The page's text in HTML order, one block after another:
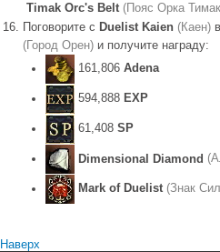
Timak Orc's Belt (Пояс Орка
Поговорите с Duelist Kaien (Каен)
(Город Орен) и получите награду:
161,806 Adena
594,888 EXP
61,408 SP
Dimensional Diamond
Mark of Duelist (Знак
Наверх